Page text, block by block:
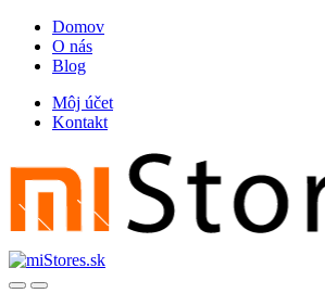
Skip
navigation
Skip
content
Domov
O nás
Blog
Môj účet
Kontakt
OpenClose